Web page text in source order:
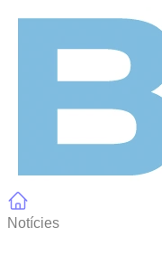
Notícies